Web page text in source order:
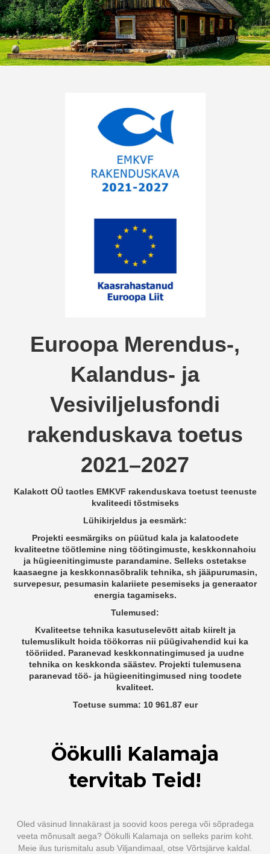
Euroopa Merendus-,
Kalandus- ja
Vesiviljelusfondi
rakenduskava toetus
2021–2027
Kalakott OÜ taotles EMKVF rakenduskava toetust teenuste
kvaliteedi tõstmiseks
Lühikirjeldus ja eesmärk:
Projekti eesmärgiks on püütud kala ja kalatoodete
kvaliteetne töötlemine ning töötingimuste, keskkonnahoiu
ja hügieenitingimuste parandamine. Selleks ostetakse
kaasaegne ja keskkonnasõbralik tehnika, sh jääpurumasin,
survepesur, pesumasin kalariiete pesemiseks ja generaator
energia tagamiseks.
Tulemused:
Kvaliteetse tehnika kasutuselevõtt aitab kiirelt ja
tulemuslikult hoida töökorras nii püügivahendid kui ka
tööriided. Paranevad keskkonnatingimused ja uudne
tehnika on keskkonda säästev. Projekti tulemusena
paranevad töö- ja hügieenitingimused ning toodete
kvaliteet.
Toetuse summa: 10 961.87 eur
Öökulli Kalamaja
tervitab Teid!
Oled väsinud linnakärast ja soovid koos perega või sõpradega
veeta mõnusalt aega? Öökulli Kalamaja on selleks parim koht.
Meie ilus turismitalu asub Viljandimaal, otse Võrtsjärve kaldal.